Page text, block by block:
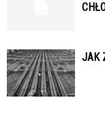
JAK